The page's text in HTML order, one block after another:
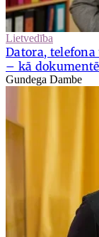
Lietvedība
Datora,
– kā
Gundega Dambe